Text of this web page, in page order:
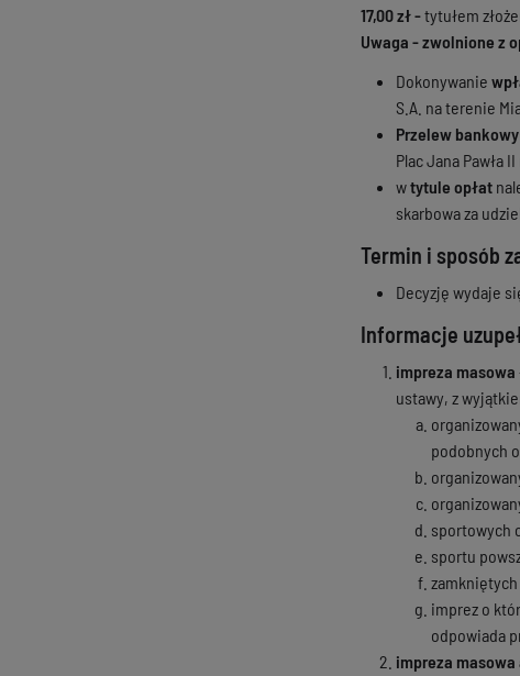
17,00 zł -tytułem
Uwaga - zwolnione z
Dokonywanie
S.A. na terenie
Przelew bankowy
Plac Jana Pawła
wtytule opłat
skarbowa za
Termin i sposób
Decyzję wydaje
Informacje
impreza masowa
ustawy, z
podobnych
sportowych
sportu
imprez o
odpowiada
impreza